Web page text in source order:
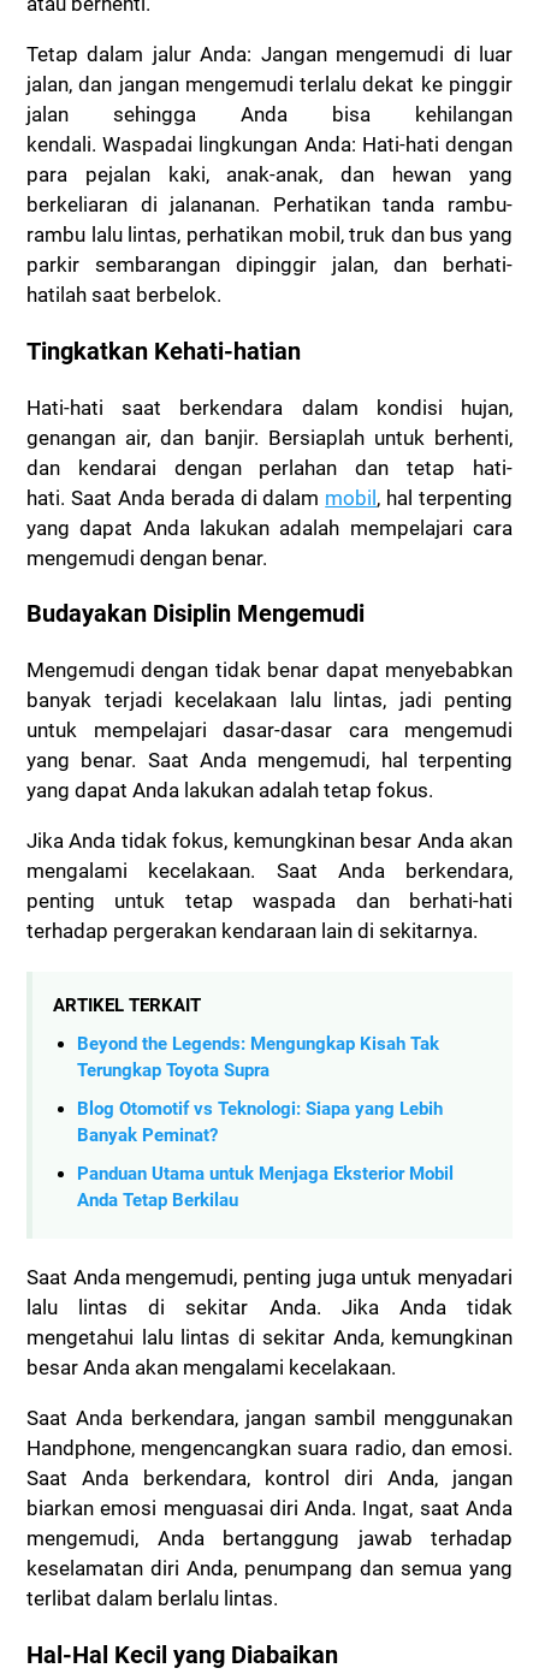
Tetap dalam jalur Anda: Jangan mengemudi di luar
jalan, dan jangan mengemudi terlalu dekat ke pinggir
jalan sehingga Anda bisa kehilangan
kendali.Waspadai lingkungan Anda: Hati-hati dengan
para pejalan kaki, anak-anak, dan hewan yang
berkeliaran di jalananan. Perhatikan tanda rambu-
rambu lalu lintas, perhatikan mobil, truk dan bus yang
parkir sembarangan dipinggir jalan, dan berhati-
hatilah saat berbelok.
Tingkatkan Kehati-hatian
Hati-hati saat berkendara dalam kondisi hujan,
genangan air, dan banjir. Bersiaplah untuk berhenti,
dan kendarai dengan perlahan dan tetap hati-
hati. Saat Anda berada di dalam mobil, hal terpenting
yang dapat Anda lakukan adalah mempelajari cara
mengemudi dengan benar.
Budayakan Disiplin Mengemudi
Mengemudi dengan tidak benar dapat menyebabkan
banyak terjadi kecelakaan lalu lintas, jadi penting
untuk mempelajari dasar-dasar cara mengemudi
yang benar. Saat Anda mengemudi, hal terpenting
yang dapat Anda lakukan adalah tetap fokus.
Jika Anda tidak fokus, kemungkinan besar Anda akan
mengalami kecelakaan. Saat Anda berkendara,
penting untuk tetap waspada dan berhati-hati
terhadap pergerakan kendaraan lain di sekitarnya.
ARTIKEL TERKAIT
Beyond the Legends: Mengungkap Kisah Tak
Terungkap Toyota Supra
Blog Otomotif vs Teknologi: Siapa yang Lebih
Banyak Peminat?
Panduan Utama untuk Menjaga Eksterior Mobil
Anda Tetap Berkilau
Saat Anda mengemudi, penting juga untuk menyadari
lalu lintas di sekitar Anda. Jika Anda tidak
mengetahui lalu lintas di sekitar Anda, kemungkinan
besar Anda akan mengalami kecelakaan.
Saat Anda berkendara, jangan sambil menggunakan
Handphone, mengencangkan suara radio, dan emosi.
Saat Anda berkendara, kontrol diri Anda, jangan
biarkan emosi menguasai diri Anda. Ingat, saat Anda
mengemudi, Anda bertanggung jawab terhadap
keselamatan diri Anda, penumpang dan semua yang
terlibat dalam berlalu lintas.
Hal-Hal Kecil yang Diabaikan